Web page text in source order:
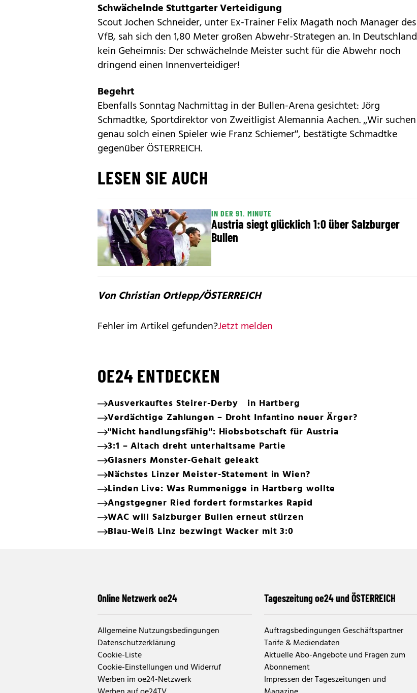
Schwächelnde Stuttgarter Verteidigung
Scout Jochen Schneider, unter Ex-Trainer Felix Magath noch Manager des
VfB, sah sich den 1,80 Meter großen Abwehr-Strategen an. In Deutschland
kein Geheimnis: Der schwächelnde Meister sucht für die Abwehr noch
dringend einen Innenverteidiger!
Begehrt
Ebenfalls Sonntag Nachmittag in der Bullen-Arena gesichtet: Jörg
Schmadtke, Sportdirektor von Zweitligist Alemannia Aachen. „Wir suchen
genau solch einen Spieler wie Franz Schiemer“, bestätigte Schmadt­ke
gegenüber ÖSTERREICH.
LESEN SIE AUCH
IN DER 91. MINUTE
Austria siegt glücklich 1:0 über Salzburger
Bullen
Von Christian Ortlepp/ÖSTERREICH
Fehler im Artikel gefunden?Jetzt melden
OE24 ENTDECKEN
Ausverkauftes Steirer-Derby in Hartberg
Verdächtige Zahlungen – Droht Infantino neuer Ärger?
"Nicht handlungsfähig": Hiobsbotschaft für Austria
3:1 – Altach dreht unterhaltsame Partie
Glasners Monster-Gehalt geleakt
Nächstes Linzer Meister-Statement in Wien?
Linden Live: Was Rummenigge in Hartberg wollte
Angstgegner Ried fordert formstarkes Rapid
WAC will Salzburger Bullen erneut stürzen
Blau-Weiß Linz bezwingt Wacker mit 3:0
Online Netzwerk oe24
Allgemeine Nutzungsbedingungen
Datenschutzerklärung
Cookie-Liste
Cookie-Einstellungen und Widerruf
Werben im oe24-Netzwerk
Tageszeitung oe24 und ÖSTERREICH
Auftragsbedingungen Geschäftspartner
Tarife & Mediendaten
Aktuelle Abo-Angebote und Fragen zum
Abonnement
Impressen der Tageszeitungen und